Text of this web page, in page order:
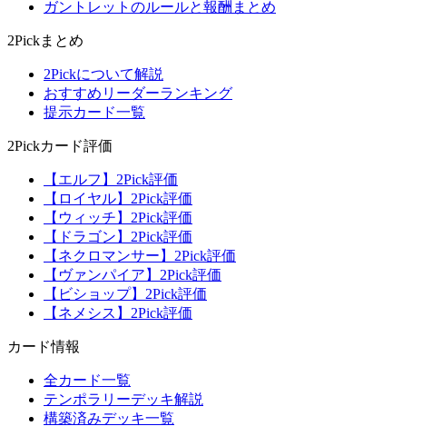
ガントレットのルールと報酬まとめ
2Pickまとめ
2Pickについて解説
おすすめリーダーランキング
提示カード一覧
2Pickカード評価
【エルフ】2Pick評価
【ロイヤル】2Pick評価
【ウィッチ】2Pick評価
【ドラゴン】2Pick評価
【ネクロマンサー】2Pick評価
【ヴァンパイア】2Pick評価
【ビショップ】2Pick評価
【ネメシス】2Pick評価
カード情報
全カード一覧
テンポラリーデッキ解説
構築済みデッキ一覧